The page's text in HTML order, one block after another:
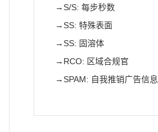
→S/S: 每步秒数
→SS: 特殊表面
→SS: 固溶体
→ RCO: 区域合规官
→SPAM: 自我推销广告信息